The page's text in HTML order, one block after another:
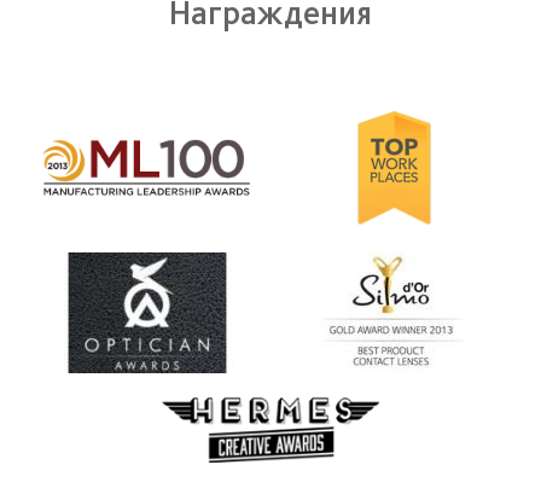
Награждения
Learn
more
about
производстве
2012
(ML
100)
Award
about
Награждение
лучшую
продукцию
Silmo
d’Or,
за
Learn
more
Награда